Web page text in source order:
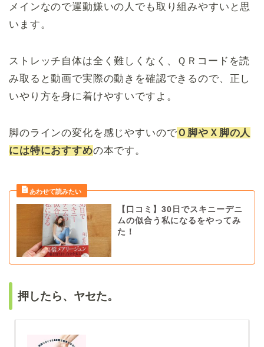
メインなので運動嫌いの人でも取り組みやすいと思
います。
ストレッチ自体は全く難しくなく、ＱＲコードを読
み取ると動画で実際の動きを確認できるので、正し
いやり方を身に着けやすいですよ。
脚のラインの変化を感じやすいのでＯ脚やＸ脚の人
には特におすすめの本です。
【口コミ】30日でスキニーデニ
ムの似合う私になるをやってみ
た！
押したら、ヤセた。